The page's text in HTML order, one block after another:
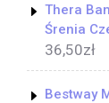
Thera
Śrenia
36,50zł
Bestway